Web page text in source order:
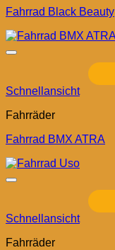
Fahrrad Black Beauty
Schnellansicht
Fahrräder
Fahrrad BMX ATRA
Schnellansicht
Fahrräder